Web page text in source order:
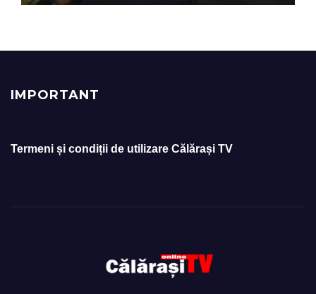
IMPORTANT
Termeni și condiții de utilizare Călărași TV